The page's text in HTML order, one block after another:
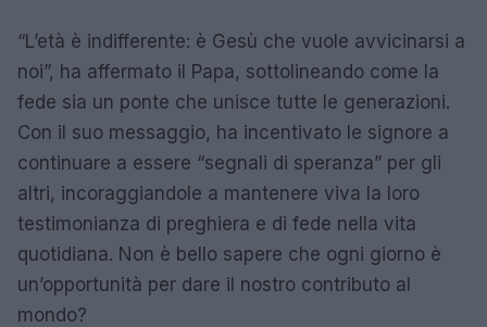
“L’età è indifferente: è Gesù che vuole avvicinarsi a
noi”, ha affermato il Papa, sottolineando come la
fede sia un ponte che unisce tutte le generazioni.
Con il suo messaggio, ha incentivato le signore a
continuare a essere “segnali di speranza” per gli
altri, incoraggiandole a mantenere viva la loro
testimonianza di preghiera e di fede nella vita
quotidiana. Non è bello sapere che ogni giorno è
un’opportunità per dare il nostro contributo al
mondo?